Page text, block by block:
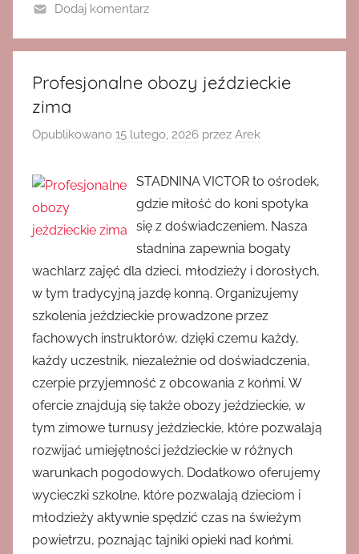
Dodaj komentarz
Profesjonalne obozy jeździeckie
zima
Opublikowano 15 lutego, 2026 przez Arek
STADNINA VICTOR to ośrodek,
gdzie miłość do koni spotyka
się z doświadczeniem. Nasza
stadnina zapewnia bogaty
wachlarz zajęć dla dzieci, młodzieży i dorosłych,
w tym tradycyjną jazdę konną. Organizujemy
szkolenia jeździeckie prowadzone przez
fachowych instruktorów, dzięki czemu każdy,
każdy uczestnik, niezależnie od doświadczenia,
czerpie przyjemność z obcowania z końmi. W
ofercie znajdują się także obozy jeździeckie, w
tym zimowe turnusy jeździeckie, które pozwalają
rozwijać umiejętności jeździeckie w różnych
warunkach pogodowych. Dodatkowo oferujemy
wycieczki szkolne, które pozwalają dzieciom i
młodzieży aktywnie spędzić czas na świeżym
powietrzu, poznając tajniki opieki nad końmi.